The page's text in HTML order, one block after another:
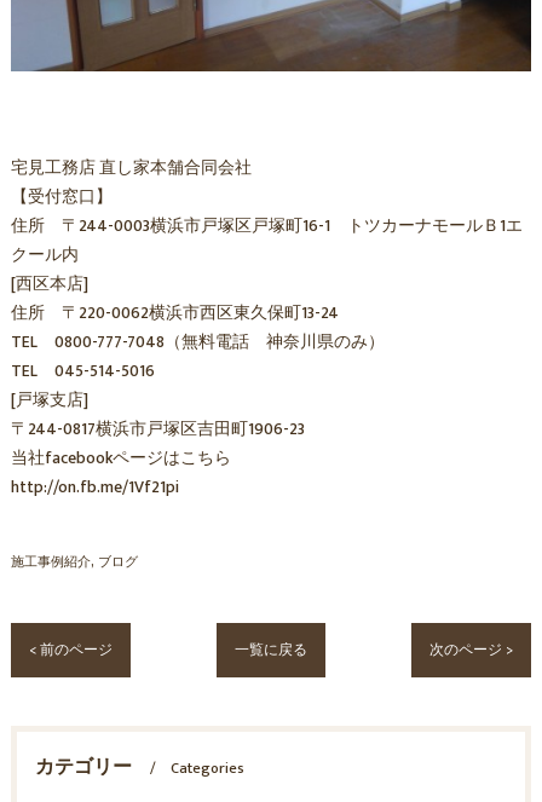
宅見工務店 直し家本舗合同会社
【受付窓口】
住所 〒244-0003横浜市戸塚区戸塚町16-1 トツカーナモールＢ1エ
クール内
[西区本店]
住所 〒220-0062横浜市西区東久保町13-24
TEL 0800-777-7048（無料電話 神奈川県のみ）
TEL 045-514-5016
[戸塚支店]
〒244-0817横浜市戸塚区吉田町1906-23
当社facebookページはこちら
http://on.fb.me/1Vf21pi
施工事例紹介 ブログ
< 前のページ 一覧に戻る 次のページ >
カテゴリー
Categories